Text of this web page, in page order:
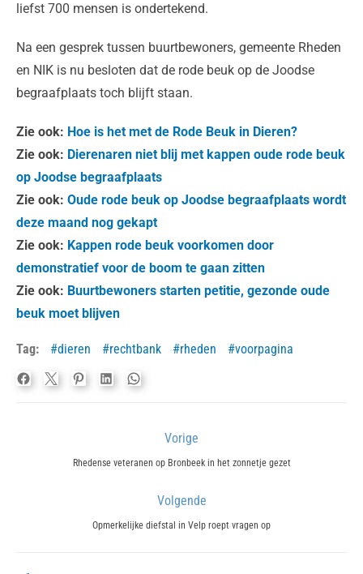
liefst 700 mensen is ondertekend.
Na een gesprek tussen buurtbewoners, gemeente Rheden
en NIK is nu besloten dat de rode beuk op de Joodse
begraafplaats toch blijft staan.
Zie ook: Hoe is het met de Rode Beuk in Dieren?
Zie ook: Dierenaren niet blij met kappen oude rode beuk
op Joodse begraafplaats
Zie ook: Oude rode beuk op Joodse begraafplaats wordt
deze maand nog gekapt
Zie ook: Kappen rode beuk voorkomen door
demonstratief voor de boom te gaan zitten
Zie ook: Buurtbewoners starten petitie, gezonde oude
beuk moet blijven
Tag: dieren rechtbank rheden voorpagina
navigatie
Vorige
Previous
Rhedense veteranen op Bronbeek in het zonnetje gezet
Volgende
Next
Opmerkelijke diefstal in Velp roept vragen op